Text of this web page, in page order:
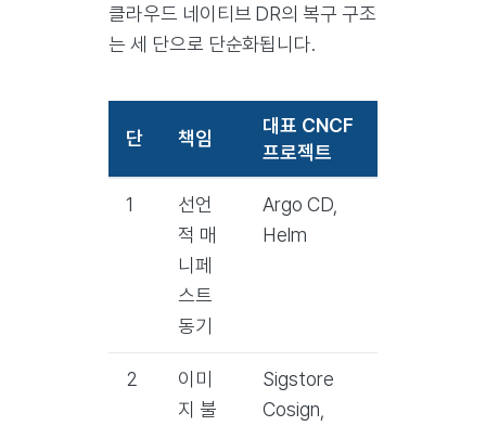
클라우드 네이티브 DR의 복구 구조
는 세 단으로 단순화됩니다.
단 책임
대표 CNCF
프로젝트
1
선언
적 매
니페
스트
동기
Argo CD,
Helm
2
이미
지 불
Sigstore
Cosign,